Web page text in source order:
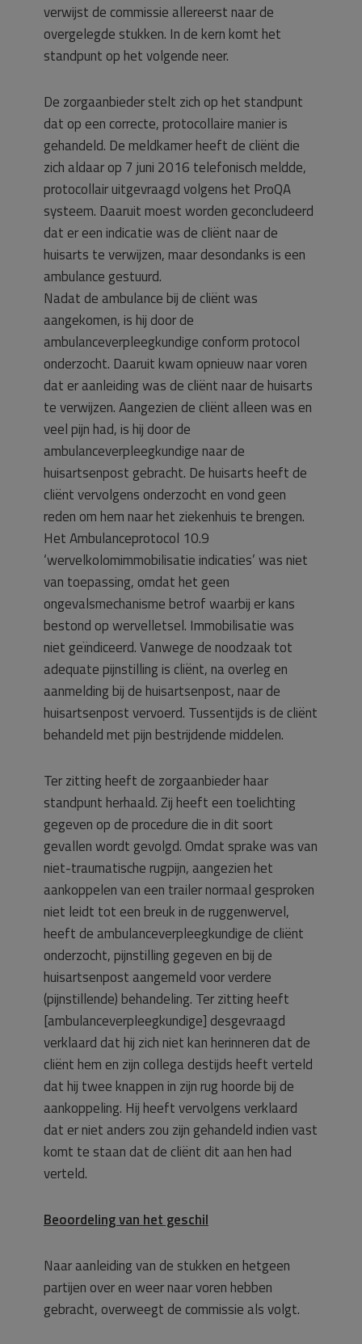
verwijst de commissie allereerst naar de
overgelegde stukken. In de kern komt het
standpunt op het volgende neer.
De zorgaanbieder stelt zich op het standpunt
dat op een correcte, protocollaire manier is
gehandeld. De meldkamer heeft de cliënt die
zich aldaar op 7 juni 2016 telefonisch meldde,
protocollair uitgevraagd volgens het ProQA
systeem. Daaruit moest worden geconcludeerd
dat er een indicatie was de cliënt naar de
huisarts te verwijzen, maar desondanks is een
ambulance gestuurd.
Nadat de ambulance bij de cliënt was
aangekomen, is hij door de
ambulanceverpleegkundige conform protocol
onderzocht. Daaruit kwam opnieuw naar voren
dat er aanleiding was de cliënt naar de huisarts
te verwijzen. Aangezien de cliënt alleen was en
veel pijn had, is hij door de
ambulanceverpleegkundige naar de
huisartsenpost gebracht. De huisarts heeft de
cliënt vervolgens onderzocht en vond geen
reden om hem naar het ziekenhuis te brengen.
Het Ambulanceprotocol 10.9
‘wervelkolomimmobilisatie indicaties’ was niet
van toepassing, omdat het geen
ongevalsmechanisme betrof waarbij er kans
bestond op wervelletsel. Immobilisatie was
niet geïndiceerd. Vanwege de noodzaak tot
adequate pijnstilling is cliënt, na overleg en
aanmelding bij de huisartsenpost, naar de
huisartsenpost vervoerd. Tussentijds is de cliënt
behandeld met pijn bestrijdende middelen.
Ter zitting heeft de zorgaanbieder haar
standpunt herhaald. Zij heeft een toelichting
gegeven op de procedure die in dit soort
gevallen wordt gevolgd. Omdat sprake was van
niet-traumatische rugpijn, aangezien het
aankoppelen van een trailer normaal gesproken
niet leidt tot een breuk in de ruggenwervel,
heeft de ambulanceverpleegkundige de cliënt
onderzocht, pijnstilling gegeven en bij de
huisartsenpost aangemeld voor verdere
(pijnstillende) behandeling. Ter zitting heeft
[ambulanceverpleegkundige] desgevraagd
verklaard dat hij zich niet kan herinneren dat de
cliënt hem en zijn collega destijds heeft verteld
dat hij twee knappen in zijn rug hoorde bij de
aankoppeling. Hij heeft vervolgens verklaard
dat er niet anders zou zijn gehandeld indien vast
komt te staan dat de cliënt dit aan hen had
verteld.
Beoordeling van het geschil
Naar aanleiding van de stukken en hetgeen
partijen over en weer naar voren hebben
gebracht, overweegt de commissie als volgt.